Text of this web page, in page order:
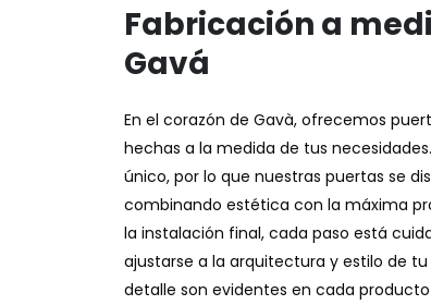
Fabricación a
Gavá
En el corazón de Gavà, ofrecemos
hechas a la medida de tus
único, por lo que nuestras puertas se
combinando estética con la máxima
la instalación final, cada paso está
ajustarse a la arquitectura y estilo de
detalle son evidentes en cada